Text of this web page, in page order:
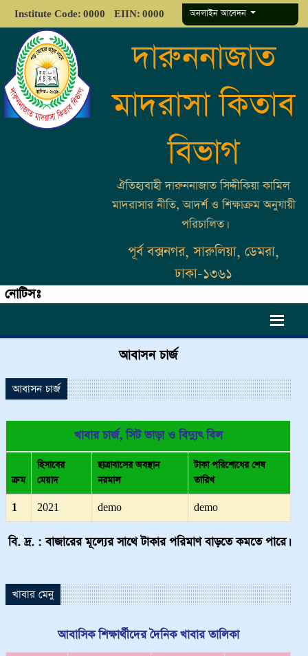
Institute Code: 0000 EIIN: 0000 অনলাইন আবেদন
দারুননাজাত
মাদরাসা কিতাব
বিভাগ
ঐতিহ্যবাহী দারুননাজাত সিদ্দীকিয়া কামিল
মাদরাসার নীতি, আদর্শ ও শিক্ষাক্রম অনুযায়ী
পরিচালিত।
পূর্ব বক্সনগর, সারুলিয়া, ডেমরা,
ঢাকা-১৩৬১
নোটিসঃ
✒️✒️
আবাসন চার্জ
আবাসন চার্জ
খাবার চার্জ, সিট ভাড়া ও বিদ্যুৎ বিল
ক্রম
হিসাবের
মেয়াদ
ছাত্রাবাসের অবস্থান
নরমাল
টাকা পরিশোধের শেষ
তারিখ
1 2021 demo demo
বি. দ্র. : বাজারের মূল্যের সাথে টাকার পরিমাণ বাড়তে কমতে পারে।
খাবার মেনু
আবাসিক শিক্ষার্থীদের দৈনিক খাবার তালিকা